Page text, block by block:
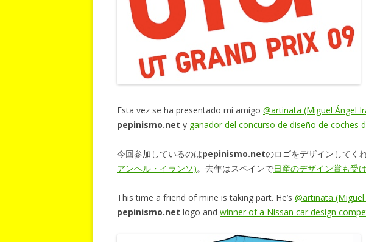
Esta vez se ha presentado mi amigo @artinata (Miguel Ángel
pepinismo.net y ganador del concurso de diseño de coches
今回参加しているのはpepinismo.netのロゴをデザインしてく
アンヘル・イランソ)。去年はスペインで日産のデザイン賞も受
This time a friend of mine is taking part. He’s @artinata
pepinismo.net logo and winner of a Nissan car design